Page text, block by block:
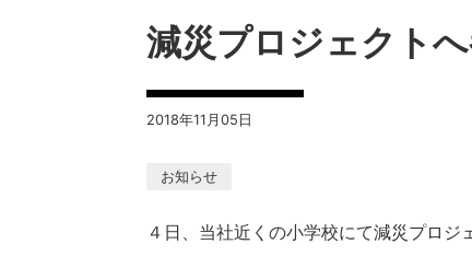
減災プロジェクト
2018年11月05日
お知らせ
４日、当社近くの小学校にて減災プロジ